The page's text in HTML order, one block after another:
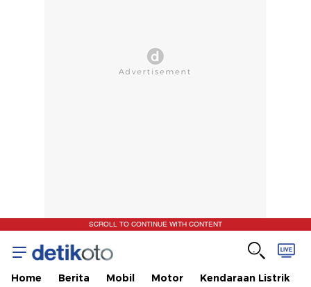
SCROLL TO CONTINUE WITH CONTENT
Home Berita Mobil Motor Kendaraan Listrik